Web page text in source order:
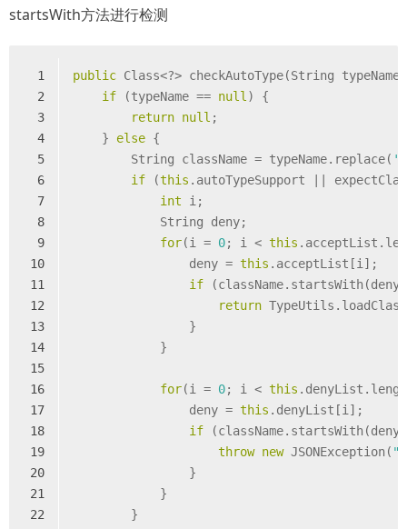
startsWith方法进行检测
1
2
3
4
5
6
7
8
9
10
11
12
13
14
15
16
17
18
19
20
21
22
public Class<?> checkAutoType(String
if (typeName == null) {
return null ;
    }
else {
        String className = typeName.replace(
if (this .autoTypeSupport ||
int i;
            String deny;
for(i = 0; i < this
                deny =
this .acceptList[i];
if
return
                }
            }
for(i = 0; i < this
                deny =
this .denyList[i];
if
throw new JSONException(
                }
            }
        }